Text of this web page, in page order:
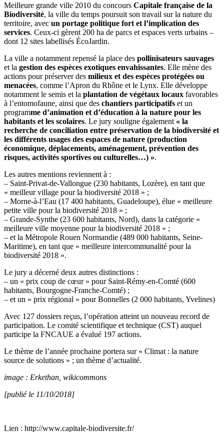
Meilleure grande ville 2010 du concours Capitale française de la
Biodiversité, la ville du temps poursuit son travail sur la nature du
territoire, avec un portage politique fort et l’implication des
services. Ceux-ci gèrent 200 ha de parcs et espaces verts urbains –
dont 12 sites labellisés ÉcoJardin.
La ville a notamment repensé la place des pollinisateurs sauvages
et la gestion des espèces exotiques envahissantes. Elle mène des
actions pour préserver des milieux et des espèces protégées ou
menacées, comme l’Apron du Rhône et le Lynx. Elle développe
notamment le semis et la plantation de végétaux locaux favorables
à l’entomofaune, ainsi que des chantiers participatifs et un
programme d’animation et d’éducation à la nature pour les
habitants et les scolaires. Le jury souligne également « la
recherche de conciliation entre préservation de la biodiversité et
les différents usages des espaces de nature (production
économique, déplacements, aménagement, prévention des
risques, activités sportives ou culturelles…) ».
Les autres mentions reviennent à :
– Saint-Privat-de-Vallongue (230 habitants, Lozère), en tant que
« meilleur village pour la biodiversité 2018 » ;
– Morne-à-l’Eau (17 400 habitants, Guadeloupe), élue « meilleure
petite ville pour la biodiversité 2018 » ;
– Grande-Synthe (23 600 habitants, Nord), dans la catégorie «
meilleure ville moyenne pour la biodiversité 2018 » ;
– et la Métropole Rouen Normandie (489 000 habitants, Seine-
Maritime), en tant que « meilleure intercommunalité pour la
biodiversité 2018 ».
Le jury a décerné deux autres distinctions :
– un « prix coup de cœur » pour Saint-Rémy-en-Comté (600
habitants, Bourgogne-Franche-Comté) ;
– et un « prix régional » pour Bonnelles (2 000 habitants, Yvelines)
Avec 127 dossiers reçus, l’opération atteint un nouveau record de
participation. Le comité scientifique et technique (CST) auquel
participe la FNCAUE a évalué 197 actions.
Le thème de l’année prochaine portera sur « Climat : la nature
source de solutions » ; un thème d’actualité.
image : Erkethan, wikicommons
[publié le 11/10/2018]
Lien : http://www.capitale-biodiversite.fr/